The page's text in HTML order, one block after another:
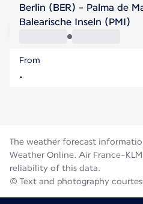
Spain
Palma de
Flight time
Berlin (BER) - Palma de
Balearische Inseln (PMI)
From
The weather forecast
Weather Online. Air France-
reliability of this data.
© Text and photography